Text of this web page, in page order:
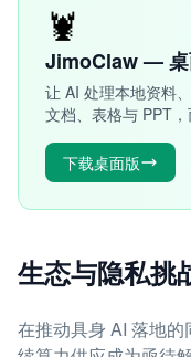
🦞
JimoClaw — 桌
让 AI 处理本地资料
文档、表格与 PPT，
下载桌面版
生态与隐私挑
在推动具身 AI 落地